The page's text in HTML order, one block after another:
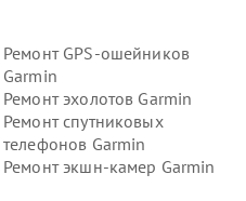
Ремонт GPS-ошейников
Garmin
Ремонт эхолотов Garmin
Ремонт спутниковых
телефонов Garmin
Ремонт экшн-камер Garmin